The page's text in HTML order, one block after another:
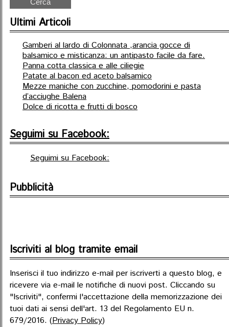
Ultimi Articoli
Gamberi al lardo di Colonnata ,arancia gocce di
balsamico e misticanza: un antipasto facile da fare.
Panna cotta classica e alle ciliegie
Patate al bacon ed aceto balsamico
Mezze maniche con zucchine, pomodorini e pasta
d’acciughe Balena
Dolce di ricotta e frutti di bosco
Seguimi su Facebook:
Seguimi su Facebook:
Pubblicità
Iscriviti al blog tramite email
Inserisci il tuo indirizzo e-mail per iscriverti a questo blog, e
ricevere via e-mail le notifiche di nuovi post. Cliccando su
"Iscriviti", confermi l'accettazione della memorizzazione dei
tuoi dati ai sensi dell'art. 13 del Regolamento EU n.
679/2016. (Privacy Policy)